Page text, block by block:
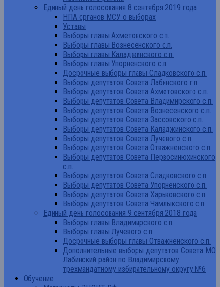
Единый день голосования 8 сентября 2019 года
НПА органов МСУ о выборах
Уставы
Выборы главы Ахметовского с.п.
Выборы главы Вознесенского с.п.
Выборы главы Каладжинского с.п.
Выборы главы Упорненского с.п.
Досрочные выборы главы Сладковского с.п.
Выборы депутатов Совета Лабинского г.п.
Выборы депутатов Совета Ахметовского с.п.
Выборы депутатов Совета Владимирского с.п.
Выборы депутатов Совета Вознесенского с.п.
Выборы депутатов Совета Зассовского с.п.
Выборы депутатов Совета Каладжинского с.п.
Выборы депутатов Совета Лучевого с.п.
Выборы депутатов Совета Отважненского с.п.
Выборы депутатов Совета Первосинюхинского
с.п.
Выборы депутатов Совета Сладковского с.п.
Выборы депутатов Совета Упорненского с.п.
Выборы депутатов Совета Харьковского с.п.
Выборы депутатов Совета Чамлыкского с.п.
Единый день голосования 9 сентября 2018 года
Выборы главы Владимирского с.п.
Выборы главы Лучевого с.п.
Досрочные выборы главы Отважненского с.п.
Дополнительные выборы депутатов Совета МО
Лабинский район по Владимирскому
трехмандатному избирательному округу №6
Обучение